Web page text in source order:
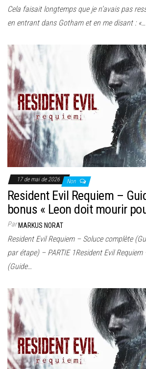
Cela faisait longtemps que je n’avais pas
en entrant dans Gotham et en me disant : «…
17 de mai de 2026 Non
Resident Evil Requiem –
bonus « Leon doit mourir
ParMARKUS NORAT
Resident Evil Requiem – Soluce complète
par étape) – PARTIE 1Resident Evil
(Guide…